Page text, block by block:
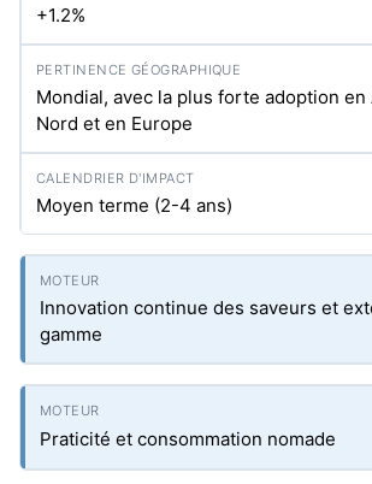
+1.2%
Mondial, avec la plus forte adoption en
Nord et en Europe
Moyen terme (2-4 ans)
Innovation continue des saveurs et
gamme
Praticité et consommation nomade